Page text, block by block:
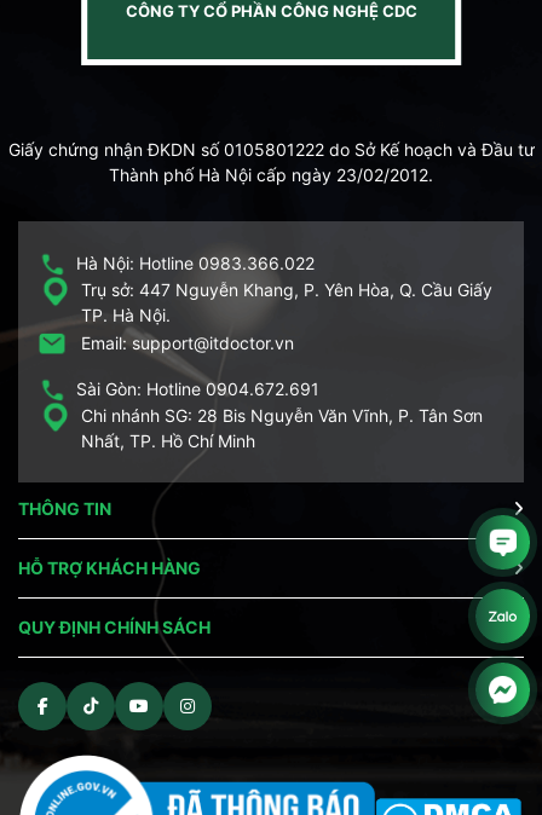
CÔNG TY CỔ PHẦN CÔNG NGHỆ CDC
Giấy chứng nhận ĐKDN số 0105801222 do Sở Kế hoạch và Đầu tư
Thành phố Hà Nội cấp ngày 23/02/2012.
Hà Nội: Hotline 0983.366.022
Trụ sở: 447 Nguyễn Khang, P. Yên Hòa, Q. Cầu Giấy
TP. Hà Nội.
Email: support@itdoctor.vn
Sài Gòn: Hotline 0904.672.691
Chi nhánh SG: 28 Bis Nguyễn Văn Vĩnh, P. Tân Sơn
Nhất, TP. Hồ Chí Minh
THÔNG TIN
HỖ TRỢ KHÁCH HÀNG
QUY ĐỊNH CHÍNH SÁCH